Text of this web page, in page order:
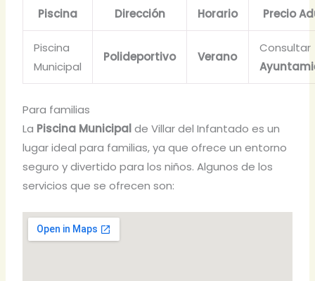
Piscina Dirección Horario Precio
Piscina
Municipal
Polideportivo Verano
Consultar
Para familias
La Piscina Municipal de Villar del Infantado es un
lugar ideal para familias, ya que ofrece un entorno
seguro y divertido para los niños. Algunos de los
servicios que se ofrecen son: